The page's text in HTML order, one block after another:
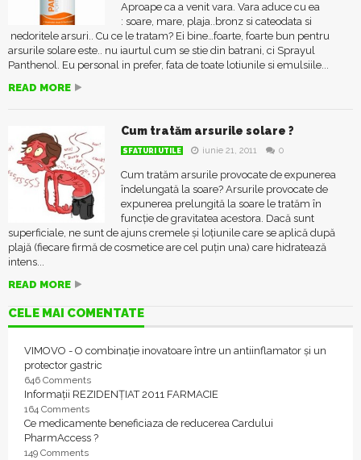
Aproape ca a venit vara. Vara aduce cu ea
: soare, mare, plaja..bronz si cateodata si
nedoritele arsuri.. Cu ce le tratam? Ei bine…foarte, foarte bun pentru
arsurile solare este.. nu iaurtul cum se stie din batrani, ci Sprayul
Panthenol. Eu personal in prefer, fata de toate lotiunile si emulsiile...
READ MORE
Cum tratăm arsurile solare ?
SFATURI UTILE iunie 21, 2011 0
Cum tratăm arsurile provocate de expunerea
îndelungată la soare? Arsurile provocate de
expunerea prelungită la soare le tratăm în
funcție de gravitatea acestora. Dacă sunt
superficiale, ne sunt de ajuns cremele și loțiunile care se aplică după
plajă (fiecare firmă de cosmetice are cel puțin una) care hidratează
intens...
READ MORE
CELE MAI COMENTATE
VIMOVO - O combinație inovatoare între un antiinflamator și un
protector gastric
646 Comments
Informații REZIDENȚIAT 2011 FARMACIE
164 Comments
Ce medicamente beneficiaza de reducerea Cardului
PharmAccess ?
149 Comments